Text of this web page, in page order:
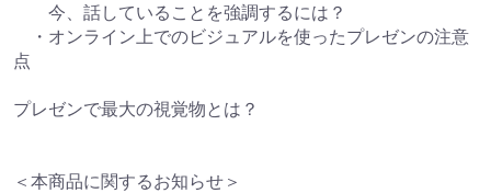
今、話していることを強調するには？
・オンライン上でのビジュアルを使ったプレゼンの注意
点
プレゼンで最大の視覚物とは？
＜本商品に関するお知らせ＞